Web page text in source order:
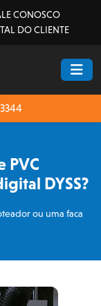
CONOSCO
DO CLIENTE
PVC
DYSS?
ou uma faca